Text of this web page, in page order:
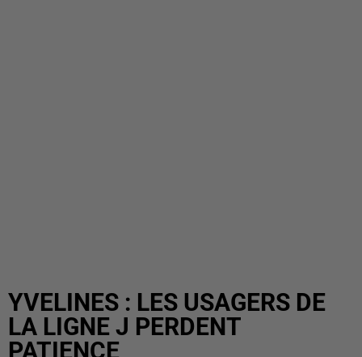
YVELINES : LES USAGERS DE
LA LIGNE J PERDENT
PATIENCE